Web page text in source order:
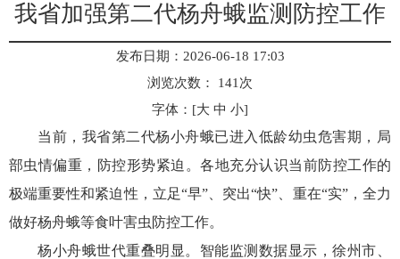
我省加强第二代杨舟蛾监测防控工作
发布日期：2026-06-18 17:03
浏览次数：
141 次
字体：[大 中 小]
当前，我省第二代杨小舟蛾已进入低龄幼虫危害期，局
部虫情偏重，防控形势紧迫。各地充分认识当前防控工作的
极端重要性和紧迫性，立足“早”、突出“快”、重在“实”，全力
做好杨舟蛾等食叶害虫防控工作。
杨小舟蛾世代重叠明显。智能监测数据显示，徐州市、